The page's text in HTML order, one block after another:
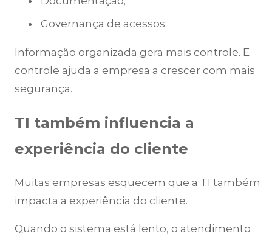
Governança de acessos.
Informação organizada gera mais controle. E
controle ajuda a empresa a crescer com mais
segurança.
TI também influencia a
experiência do cliente
Muitas empresas esquecem que a TI também
impacta a experiência do cliente.
Quando o sistema está lento, o atendimento